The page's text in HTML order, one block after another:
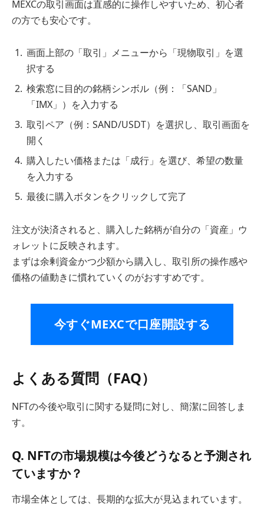
MEXCの取引画面は直感的に操作しやすいため、初心者
の方でも安心です。
画面上部の「取引」メニューから「現物取引」を選
択する
検索窓に目的の銘柄シンボル（例：「SAND」
「IMX」）を入力する
取引ペア（例：SAND/USDT）を選択し、取引画面を
開く
購入したい価格または「成行」を選び、希望の数量
を入力する
最後に購入ボタンをクリックして完了
注文が決済されると、購入した銘柄が自分の「資産」ウ
ォレットに反映されます。
まずは余剰資金かつ少額から購入し、取引所の操作感や
価格の値動きに慣れていくのがおすすめです。
今すぐMEXCで口座開設する
よくある質問（FAQ）
NFTの今後や取引に関する疑問に対し、簡潔に回答しま
す。
Q. NFTの市場規模は今後どうなると予測され
ていますか？
市場全体としては、長期的な拡大が見込まれています。